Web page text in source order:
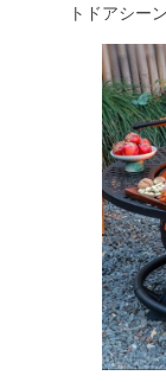
トドアシー